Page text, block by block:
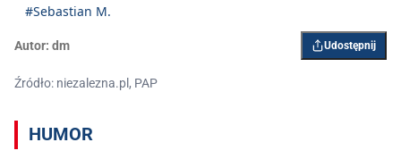
#Sebastian M.
Autor: dm Udostępnij
Źródło: niezalezna.pl, PAP
HUMOR